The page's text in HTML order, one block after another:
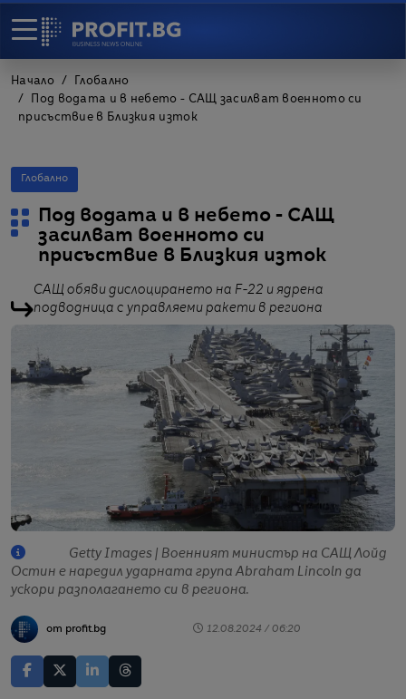
Начало
Глобално
Под водата и в небето - САЩ засилват военното си
присъствие в Близкия изток
Глобално
Под водата и в небето - САЩ
засилват военното си
присъствие в Близкия изток
САЩ обяви дислоцирането на F-22 и ядрена
подводница с управляеми ракети в региона
Getty Images | Военният министър на САЩ Лойд
Остин е наредил ударната група Abraham Lincoln да
ускори разполагането си в региона.
от profit.bg 12.08.2024 / 06:20